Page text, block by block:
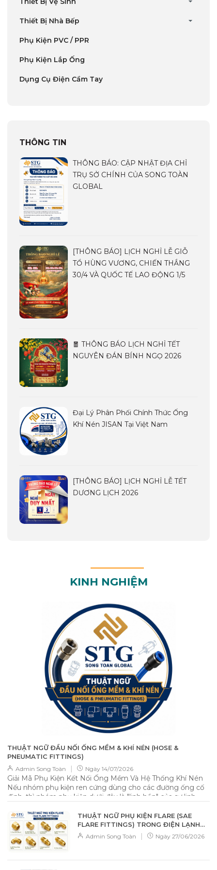
Thiết Bị Nhà Bếp
Phụ Kiện PVC / PPR
Phụ Kiện Lắp Ống
Dụng Cụ Điện Cầm Tay
THÔNG TIN
THÔNG BÁO: CẬP NHẬT ĐỊA CHỈ
TRỤ SỞ CHÍNH CỦA SONG TOÀN
GLOBAL
[THÔNG BÁO] LỊCH NGHỈ LỄ GIỖ
TỔ HÙNG VƯƠNG, CHIẾN THẮNG
30/4 VÀ QUỐC TẾ LAO ĐỘNG 1/5
🧧 THÔNG BÁO LỊCH NGHỈ TẾT
NGUYÊN ĐÁN BÍNH NGỌ 2026
Đại Lý Phân Phối Chính Thức Ống
Khí Nén JISAN Tại Việt Nam
[THÔNG BÁO] LỊCH NGHỈ LỄ TẾT
DƯƠNG LỊCH 2026
KINH NGHIỆM
THUẬT NGỮ ĐẦU NỐI ỐNG MỀM & KHÍ NÉN (HOSE &
PNEUMATIC FITTINGS)
Admin Song Toàn | Ngày 14/07/2026
Giải Mã Phụ Kiện Kết Nối Ống Mềm Và Hệ Thống Khí Nén
Nếu nhóm phụ kiện ren cứng dùng cho các đường ống cố
định, thì nhóm phụ kiện dưới đây là "linh hồn" của sự linh
một cách nhanh chóng và hiệu quả. 📌 Tổng quan Nhóm
phụ kiện này được thiết kế để kết nối ống mềm (Flexible
Hose). Đặc điểm nhận dạng tiêu biểu nhất chính là phần
đuôi chuột (Barbed) — các gờ nổi hình xương cá giúp bám
chặt vào lòng trong của ống, ngăn chặn việc tuột ống dưới
áp lực dòng chảy. 🔧 Thuật ngữ chuyên ngành chi tiết 1.
THUẬT NGỮ PHỤ KIỆN FLARE (SAE
FLARE FITTINGS) TRONG ĐIỆN LẠNH
VÀ GAS
Admin Song Toàn | Ngày 27/06/2026